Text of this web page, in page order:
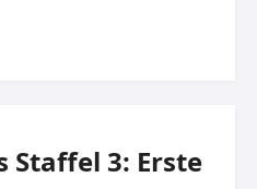
Staffel 3: Erste